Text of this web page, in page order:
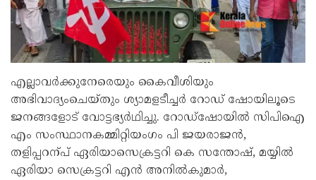
എല്ലാവർക്കുനേരെയും കൈവീശിയും
അഭിവാദ്യംചെയ്‌തും ശ്യാമളടീച്ചർ റോഡ്‌ ഷോയിലൂടെ
ജനങ്ങളോട്‌ വോട്ടഭ്യർഥിച്ചു. റോഡ്‌ഷോയിൽ സിപിഐ
എം സംസ്ഥാനകമ്മിറ്റിയംഗം പി ജയരാജൻ,
തളിപ്പറന്പ്‌ ഏരിയാസെക്രട്ടറി കെ സന്തോഷ്‌, മയ്യിൽ
ഏരിയാ സെക്രട്ടറി എൻ അനിൽകുമാർ,